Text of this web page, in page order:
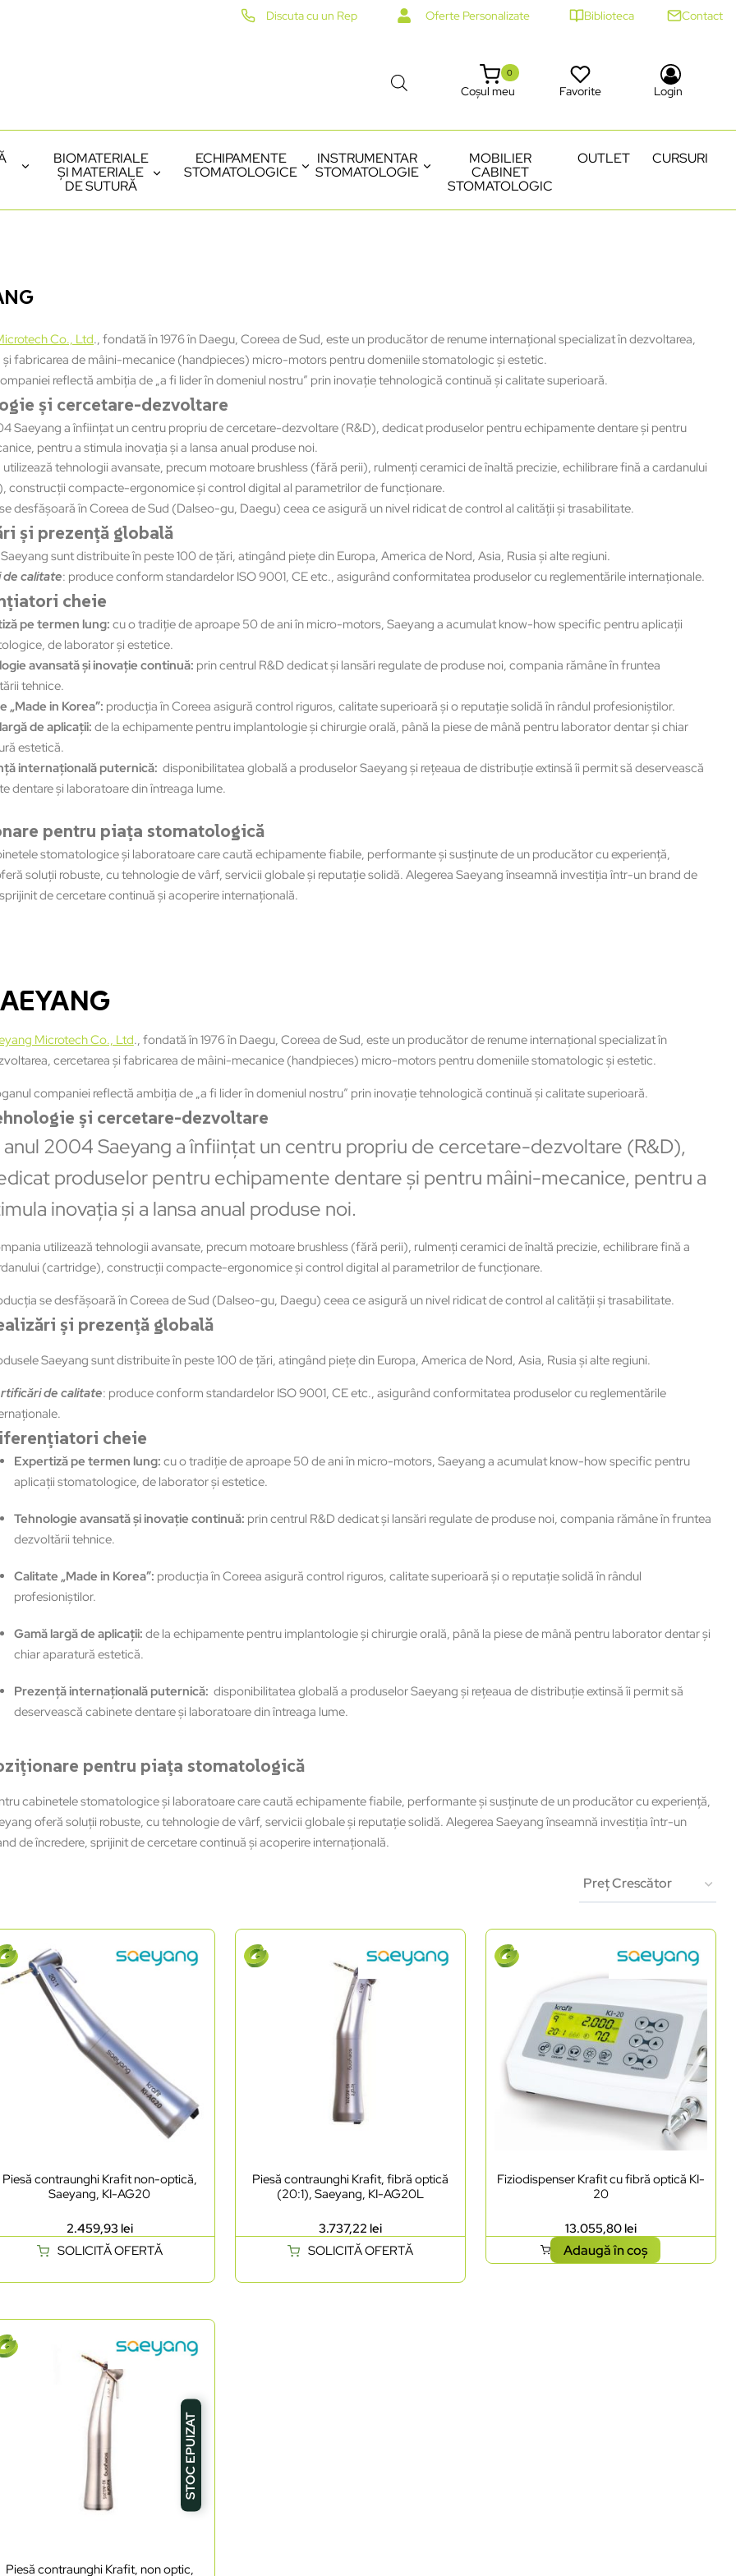
Discuta cu un Rep Oferte Personalizate Biblioteca Contact
Coșul meu
0
Favorite Login
BIOMATERIALE
ȘI MATERIALE
DE SUTURĂ
ECHIPAMENTE
STOMATOLOGICE
INSTRUMENTAR
STOMATOLOGIE
MOBILIER
CABINET
STOMATOLOGIC
OUTLET CURSURI
Co., Ltd., fondată în 1976 în Daegu, Coreea de Sud, este un producător de renume internațional specializat în dezvoltarea,
și fabricarea de mâini-mecanice (handpieces) micro-motors pentru domeniile stomatologic şi estetic.
reflectă ambiţia de „a fi lider în domeniul nostru” prin inovaţie tehnologică continuă şi calitate superioară.
și cercetare-dezvoltare
Saeyang a înfiinţat un centru propriu de cercetare-dezvoltare (R&D), dedicat produselor pentru echipamente dentare şi pentru
pentru a stimula inovaţia şi a lansa anual produse noi.
tehnologii avansate, precum motoare brushless (fără perii), rulmenţi ceramici de înaltă precizie, echilibrare fină a cardanului
construcţii compacte-ergonomice şi control digital al parametrilor de funcţionare.
desfăşoară în Coreea de Sud (Dalseo-gu, Daegu) ceea ce asigură un nivel ridicat de control al calităţii și trasabilitate.
și prezență globală
sunt distribuite în peste 100 de ţări, atingând pieţe din Europa, America de Nord, Asia, Rusia şi alte regiuni.
calitate: produce conform standardelor ISO 9001, CE etc., asigurând conformitatea produselor cu reglementările internaţionale.
cheie
pe termen lung: cu o tradiţie de aproape 50 de ani în micro-motors, Saeyang a acumulat know-how specific pentru aplicaţii
de laborator şi estetice.
avansată și inovaţie continuă: prin centrul R&D dedicat și lansări regulate de produse noi, compania rămâne în fruntea
tehnice.
„Made in Korea”: producţia în Coreea asigură control riguros, calitate superioară şi o reputaţie solidă în rândul profesioniștilor.
de aplicaţii: de la echipamente pentru implantologie şi chirurgie orală, până la piese de mână pentru laborator dentar şi chiar
estetică.
internațională puternică: disponibilitatea globală a produselor Saeyang şi rețeaua de distribuţie extinsă îi permit să deservească
dentare şi laboratoare din întreaga lume.
pentru piaţa stomatologică
stomatologice şi laboratoare care caută echipamente fiabile, performante şi susţinute de un producător cu experienţă,
soluţii robuste, cu tehnologie de vârf, servicii globale şi reputaţie solidă. Alegerea Saeyang înseamnă investiţia într-un brand de
de cercetare continuă şi acoperire internațională.
Microtech Co., Ltd., fondată în 1976 în Daegu, Coreea de Sud, este un producător de renume internațional specializat în
cercetarea și fabricarea de mâini-mecanice (handpieces) micro-motors pentru domeniile stomatologic şi estetic.
companiei reflectă ambiţia de „a fi lider în domeniul nostru” prin inovaţie tehnologică continuă şi calitate superioară.
și cercetare-dezvoltare
anul 2004 Saeyang a înfiinţat un centru propriu de cercetare-dezvoltare (R&D),
produselor pentru echipamente dentare şi pentru mâini-mecanice, pentru a
inovaţia şi a lansa anual produse noi.
utilizează tehnologii avansate, precum motoare brushless (fără perii), rulmenţi ceramici de înaltă precizie, echilibrare fină a
(cartridge), construcţii compacte-ergonomice şi control digital al parametrilor de funcţionare.
se desfăşoară în Coreea de Sud (Dalseo-gu, Daegu) ceea ce asigură un nivel ridicat de control al calităţii și trasabilitate.
și prezență globală
Saeyang sunt distribuite în peste 100 de ţări, atingând pieţe din Europa, America de Nord, Asia, Rusia şi alte regiuni.
de calitate: produce conform standardelor ISO 9001, CE etc., asigurând conformitatea produselor cu reglementările
cheie
Expertiză pe termen lung: cu o tradiţie de aproape 50 de ani în micro-motors, Saeyang a acumulat know-how specific pentru
aplicaţii stomatologice, de laborator şi estetice.
Tehnologie avansată și inovaţie continuă: prin centrul R&D dedicat și lansări regulate de produse noi, compania rămâne în fruntea
dezvoltării tehnice.
Calitate „Made in Korea”: producţia în Coreea asigură control riguros, calitate superioară şi o reputaţie solidă în rândul
profesioniștilor.
Gamă largă de aplicaţii: de la echipamente pentru implantologie şi chirurgie orală, până la piese de mână pentru laborator dentar şi
chiar aparatură estetică.
Prezență internațională puternică: disponibilitatea globală a produselor Saeyang şi rețeaua de distribuţie extinsă îi permit să
deservească cabinete dentare şi laboratoare din întreaga lume.
pentru piaţa stomatologică
cabinetele stomatologice şi laboratoare care caută echipamente fiabile, performante şi susţinute de un producător cu experienţă,
oferă soluţii robuste, cu tehnologie de vârf, servicii globale şi reputaţie solidă. Alegerea Saeyang înseamnă investiţia într-un
de încredere, sprijinit de cercetare continuă şi acoperire internațională.
Piesă contraunghi Krafit non-optică,
Saeyang, KI-AG20
2.459,93 lei
SOLICITĂ OFERTĂ
Piesă contraunghi Krafit, fibră optică
(20:1), Saeyang, KI-AG20L
3.737,22 lei
SOLICITĂ OFERTĂ
Fiziodispenser Krafit cu fibră optică KI-
20
13.055,80lei
Adaugă în coș
STOC EPUIZAT
Piesă contraunghi Krafit, non optic,